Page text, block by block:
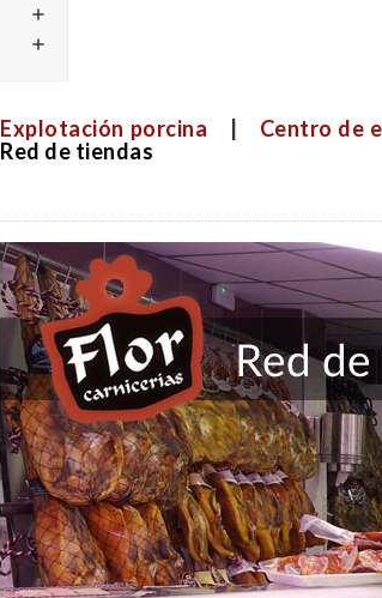


Explotación porcina Centro de
Red de tiendas